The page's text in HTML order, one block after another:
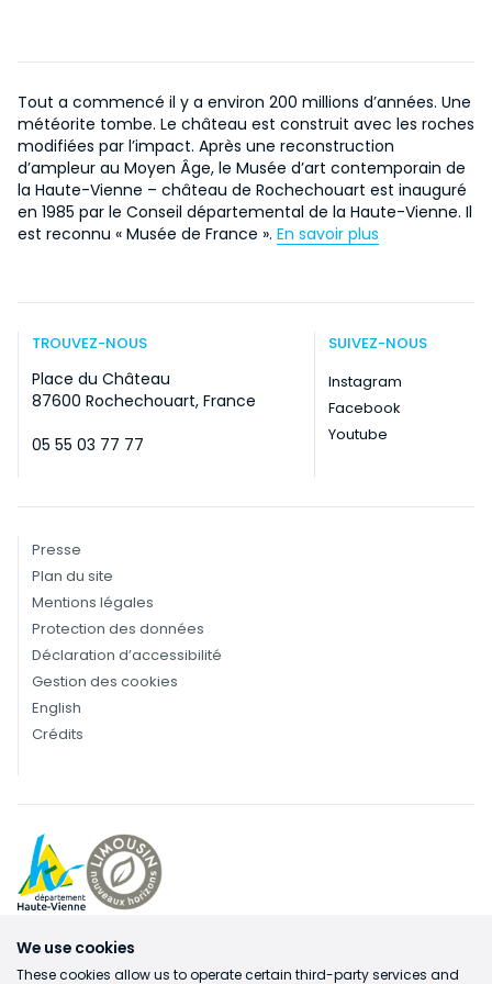
Tout a commencé il y a environ 200 millions d’années. Une
météorite tombe. Le château est construit avec les roches
modifiées par l’impact. Après une reconstruction
d’ampleur au Moyen Âge, le Musée d’art contemporain de
la Haute-Vienne – château de Rochechouart est inauguré
en 1985 par le Conseil départemental de la Haute-Vienne. Il
est reconnu « Musée de France ». En savoir plus
TROUVEZ-NOUS
Place du Château
87600 Rochechouart, France
05 55 03 77 77
SUIVEZ-NOUS
Instagram
Facebook
Youtube
Presse
Plan du site
Mentions légales
Protection des données
Déclaration d’accessibilité
Gestion des cookies
English
Crédits
We use cookies
These cookies allow us to operate certain third-party services and